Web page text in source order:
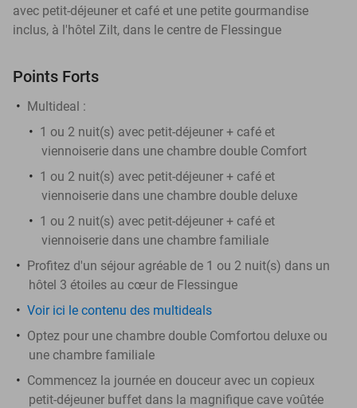
avec petit-déjeuner et café et une petite gourmandise
inclus, à l'hôtel Zilt, dans le centre de Flessingue
Points Forts
Multideal :
1 ou 2 nuit(s) avec petit-déjeuner + café et
viennoiserie dans une chambre double Comfort
1 ou 2 nuit(s) avec petit-déjeuner + café et
viennoiserie dans une chambre double deluxe
1 ou 2 nuit(s) avec petit-déjeuner + café et
viennoiserie dans une chambre familiale
Profitez d'un séjour agréable de 1 ou 2 nuit(s) dans un
hôtel 3 étoiles au cœur de Flessingue
Voir ici le contenu des multideals
Optez pour une chambre double Comfortou deluxe ou
une chambre familiale
Commencez la journée en douceur avec un copieux
petit-déjeuner buffet dans la magnifique cave voûtée